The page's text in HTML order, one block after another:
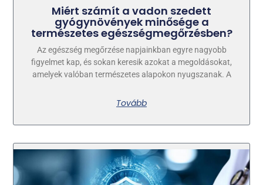
Miért számít a vadon szedett
gyógynövények minősége a
természetes egészségmegőrzésben?
Az egészség megőrzése napjainkban egyre nagyobb
figyelmet kap, és sokan keresik azokat a megoldásokat,
amelyek valóban természetes alapokon nyugszanak. A
Tovább